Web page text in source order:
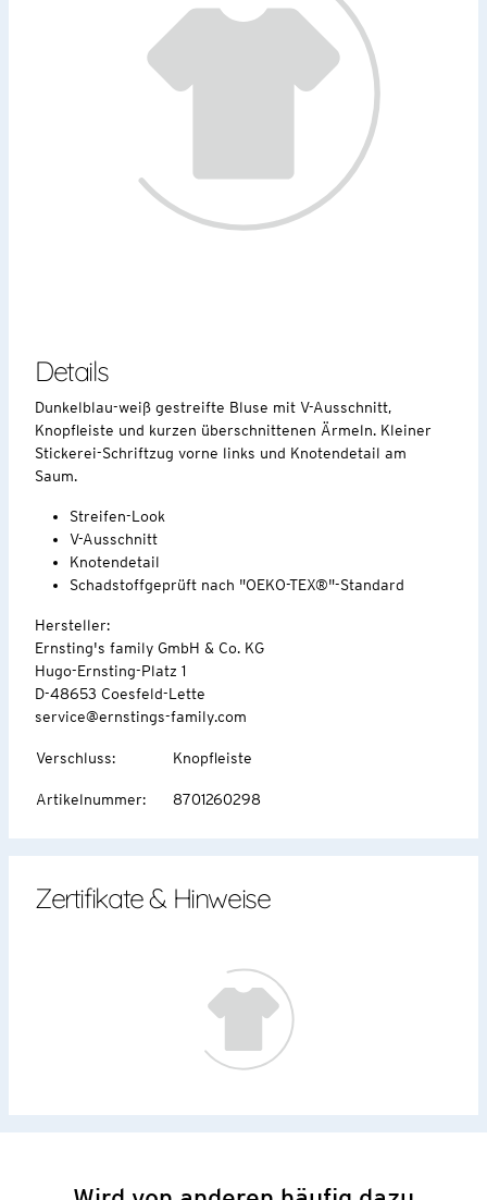
Details
Dunkelblau-weiß gestreifte Bluse mit V-Ausschnitt,
Knopfleiste und kurzen überschnittenen Ärmeln. Kleiner
Stickerei-Schriftzug vorne links und Knotendetail am
Saum.
Streifen-Look
V-Ausschnitt
Knotendetail
Schadstoffgeprüft nach "OEKO-TEX®"-Standard
Hersteller:
Ernsting's family GmbH & Co. KG
Hugo-Ernsting-Platz 1
D-48653 Coesfeld-Lette
service@ernstings-family.com
Verschluss: Knopfleiste
Artikelnummer: 8701260298
Zertifikate & Hinweise